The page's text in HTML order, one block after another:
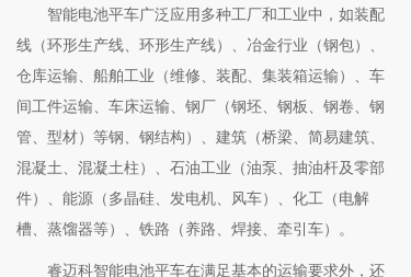
智能电池平车广泛应用多种工厂和工业中，如装配
线（环形生产线、环形生产线）、冶金行业（钢包）、
仓库运输、船舶工业（维修、装配、集装箱运输）、车
间工件运输、车床运输、钢厂（钢坯、钢板、钢卷、钢
管、型材）等钢、钢结构）、建筑（桥梁、简易建筑、
混凝土、混凝土柱）、石油工业（油泵、抽油杆及零部
件）、能源（多晶硅、发电机、风车）、化工（电解
槽、蒸馏器等）、铁路（养路、焊接、牵引车）。
睿迈科智能电池平车在满足基本的运输要求外，还